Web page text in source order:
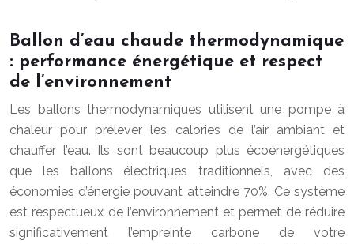
Ballon d’eau chaude thermodynamique
: performance énergétique et respect
de l’environnement
Les ballons thermodynamiques utilisent une pompe à
chaleur pour prélever les calories de l’air ambiant et
chauffer l’eau. Ils sont beaucoup plus écoénergétiques
que les ballons électriques traditionnels, avec des
économies d’énergie pouvant atteindre 70%. Ce système
est respectueux de l’environnement et permet de réduire
significativement l’empreinte carbone de votre